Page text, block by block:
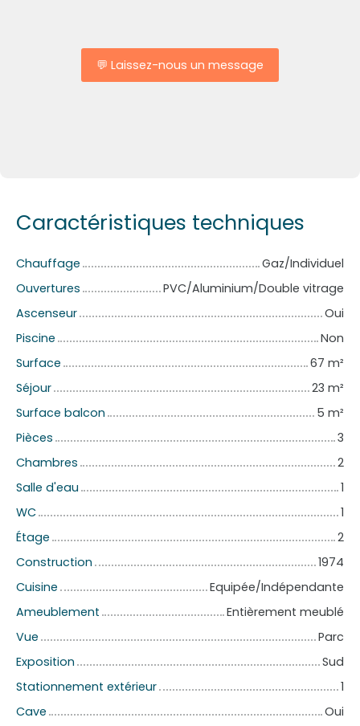
💬 Laissez-nous un message
Caractéristiques techniques
Chauffage
Gaz/Individuel
Ouvertures
PVC/Aluminium/Double vitrage
Ascenseur
Oui
Piscine
Non
Surface
67 m²
Séjour
23 m²
Surface balcon
5 m²
Pièces
3
Chambres
2
Salle d'eau
1
WC
1
Étage
2
Construction
1974
Cuisine
Equipée/Indépendante
Ameublement
Entièrement meublé
Vue
Parc
Exposition
Sud
Stationnement extérieur
1
Cave
Oui